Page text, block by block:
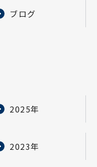
ブログ
2025年
2023年